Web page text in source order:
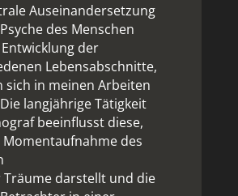
Auseinandersetzung
des Menschen
der
Lebensabschnitte,
sich in meinen Arbeiten
langjährige Tätigkeit
beeinflusst diese,
Momentaufnahme des
Träume darstellt und die